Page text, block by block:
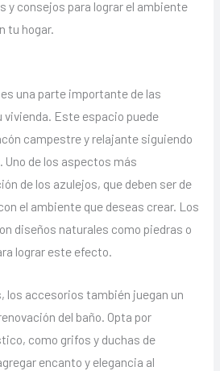
y consejos para lograr el ambiente
tu hogar.
una parte importante de las
Este espacio puede
campestre y relajante siguiendo
Uno de los aspectos más
de los azulejos, que deben ser de
el ambiente que deseas crear. Los
diseños naturales como piedras o
lograr este efecto.
los accesorios también juegan un
del baño. Opta por
como grifos y duchas de
encanto y elegancia al